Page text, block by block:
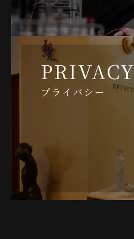
PRIVACY
プライバシー